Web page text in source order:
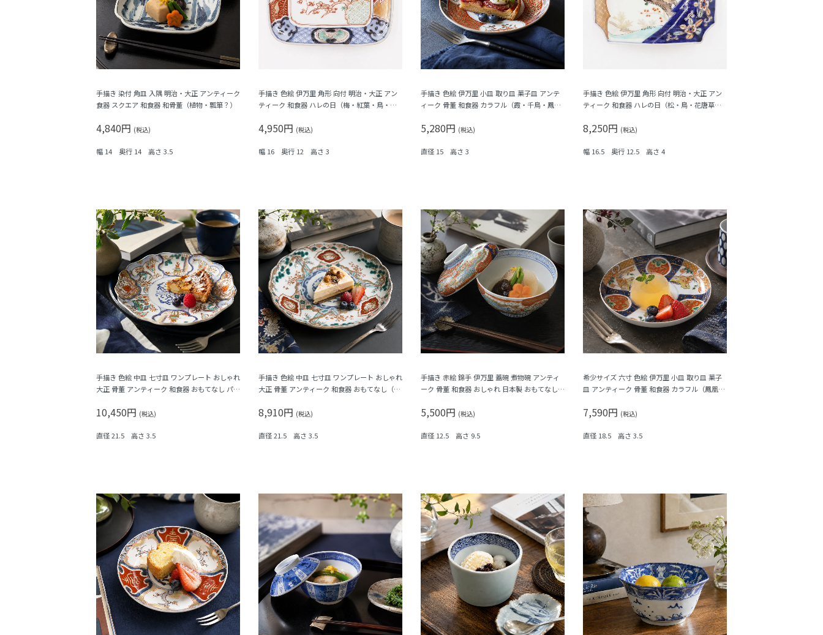
手描き 染付 角皿 入隅 明治・大正 アンティーク
食器 スクエア 和食器 和骨董（植物・瓢箪？）
4,840円 (税込)
幅 14 奥行 14 高さ 3.5
手描き 色絵 伊万里 角形 向付 明治・大正 アン
ティーク 和食器 ハレの日（梅・紅葉・鳥・格
4,950円 (税込)
幅 16 奥行 12 高さ 3
手描き 色絵 伊万里 小皿 取り皿 菓子皿 アンテ
ィーク 骨董 和食器 カラフル（霞・千鳥・鳳
5,280円 (税込)
直径 15 高さ 3
手描き 色絵 伊万里 角形 向付 明治・大正 アン
ティーク 和食器 ハレの日（松・鳥・花唐草・
8,250円 (税込)
幅 16.5 奥行 12.5 高さ 4
手描き 色絵 中皿 七寸皿 ワンプレート おしゃれ
大正 骨董 アンティーク 和食器 おもてなし パス
10,450円 (税込)
直径 21.5 高さ 3.5
手描き 色絵 中皿 七寸皿 ワンプレート おしゃれ
大正 骨董 アンティーク 和食器 おもてなし（松
8,910円 (税込)
直径 21.5 高さ 3.5
手描き 赤絵 錦手 伊万里 蓋碗 煮物碗 アンティ
ーク 骨董 和食器 おしゃれ 日本製 おもてなし
5,500円 (税込)
直径 12.5 高さ 9.5
希少サイズ 六寸 色絵 伊万里 小皿 取り皿 菓子
皿 アンティーク 骨董 和食器 カラフル（鳳凰・
7,590円 (税込)
直径 18.5 高さ 3.5